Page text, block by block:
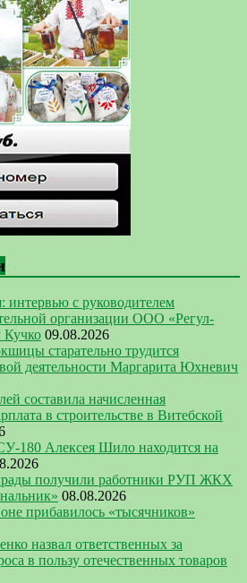
интервью с руководителем
организации ООО «Регул-
Кучко 09.08.2026
старательно трудится
деятельности Маргарита Юхневич
составила начисленная
в строительстве в Витебской
180 Алексея Шило находится на
получили работники РУП ЖКХ
08.08.2026
прибавилось «тысячников»
назвал ответственных за
в пользу отечественных товаров